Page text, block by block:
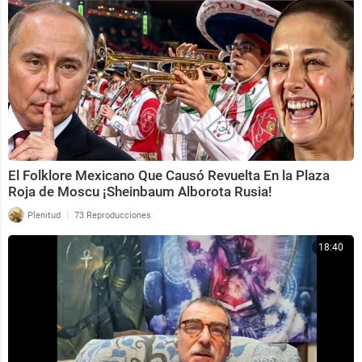
El Folklore Mexicano Que Causó Revuelta En la Plaza
Roja de Moscu ¡Sheinbaum Alborota Rusia!
Plenitud | 73 Reproducciones
18:40